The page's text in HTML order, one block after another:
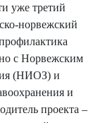
уже третий
норвежский
с Норвежским
(НИОЗ) и
и
проекта –